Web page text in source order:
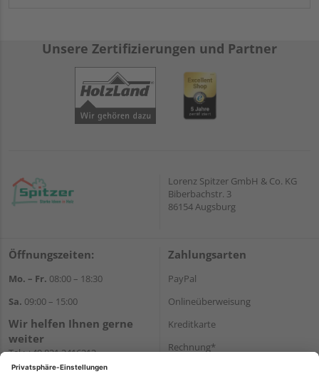
Unsere Zertifizierungen und Partner
Lorenz Spitzer GmbH & Co. KG
Biberbachstr. 3
86154 Augsburg
Öffnungszeiten:
Mo. – Fr. 08:00 – 18:30
Sa. 09:00 – 15:00
Wir helfen Ihnen gerne
weiter
Tel.:+49 821 2416212
E-Mail:verwaltung@spitzer-
Zahlungsarten
PayPal
Onlineüberweisung
Kreditkarte
Rechnung*